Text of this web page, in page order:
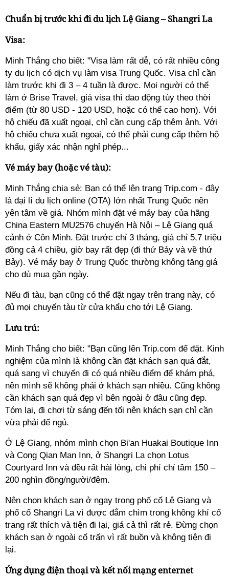
Chuẩn bị trước khi đi du lịch Lệ Giang – Shangri La
Visa:
Minh Thắng cho biết: "Visa làm rất dễ, có rất nhiều công
ty du lịch có dịch vụ làm visa Trung Quốc. Visa chỉ cần
làm trước khi đi 3 – 4 tuần là được. Mọi người có thể
làm ở Brise Travel, giá visa thì dao động tùy theo thời
điểm (từ 80 USD - 120 USD, hoặc có thể cao hơn). Với
hộ chiếu đã xuất ngoại, chỉ cần cung cấp thêm ảnh. Với
hộ chiếu chưa xuất ngoại, có thể phải cung cấp thêm hộ
khẩu, giấy xác nhận nghỉ phép...
Vé máy bay (hoặc vé tàu):
Minh Thắng chia sẻ: Bạn có thể lên trang Trip.com - đây
là đại lí du lịch online (OTA) lớn nhất Trung Quốc nên
yên tâm về giá. Nhóm mình đặt vé máy bay của hãng
China Eastern MU2576 chuyến Hà Nội – Lệ Giang quá
cảnh ở Côn Minh. Đặt trước chỉ 3 tháng, giá chỉ 5,7 triệu
đồng cả 4 chiều, giờ bay rất đẹp (đi thứ Bảy và về thứ
Bảy). Vé máy bay ở Trung Quốc thường không tăng giá
cho dù mua gần ngày.
Nếu đi tàu, bạn cũng có thể đặt ngay trên trang này, có
đủ mọi chuyến tàu từ cửa khẩu cho tới Lệ Giang.
Lưu trú:
Minh Thắng cho biết: "Bạn cũng lên Trip.com để đặt. Kinh
nghiệm của mình là không cần đặt khách sạn quá đắt,
quá sang vì chuyến đi có quá nhiều điểm để khám phá,
nên mình sẽ không phải ở khách sạn nhiều. Cũng không
cần khách sạn quá đẹp vì bên ngoài ở đâu cũng đẹp.
Tóm lại, đi chơi từ sáng đến tối nên khách sạn chỉ cần
vừa phải để ngủ.
Ở Lệ Giang, nhóm mình chọn Bi'an Huakai Boutique Inn
và Cong Qian Man Inn, ở Shangri La chọn Lotus
Courtyard Inn và đều rất hài lòng, chi phí chỉ tầm 150 –
200 nghìn đồng/người/đêm.
Nên chọn khách sạn ở ngay trong phố cổ Lệ Giang và
phố cổ Shangri La vì được đắm chìm trong không khí cổ
trang rất thích và tiện đi lại, giá cả thì rất rẻ. Đừng chọn
khách sạn ở ngoài cổ trấn vì rất buồn và không tiện đi
lại.
Ứng dụng điện thoại và kết nốimạng enternet